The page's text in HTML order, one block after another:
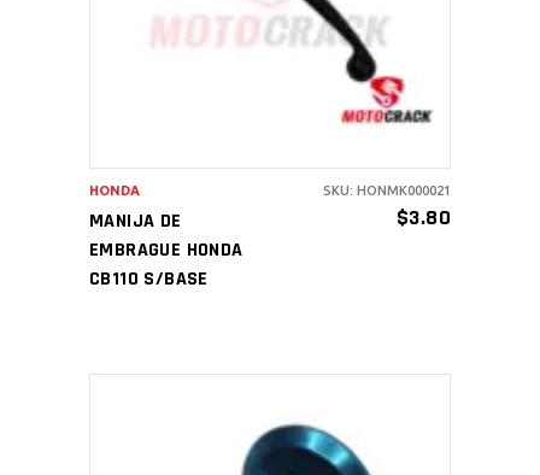
MANIJA DE
EMBRAGUE HONDA
CB110 S/BASE
$3.80
HONDA SKU: HONMK000021